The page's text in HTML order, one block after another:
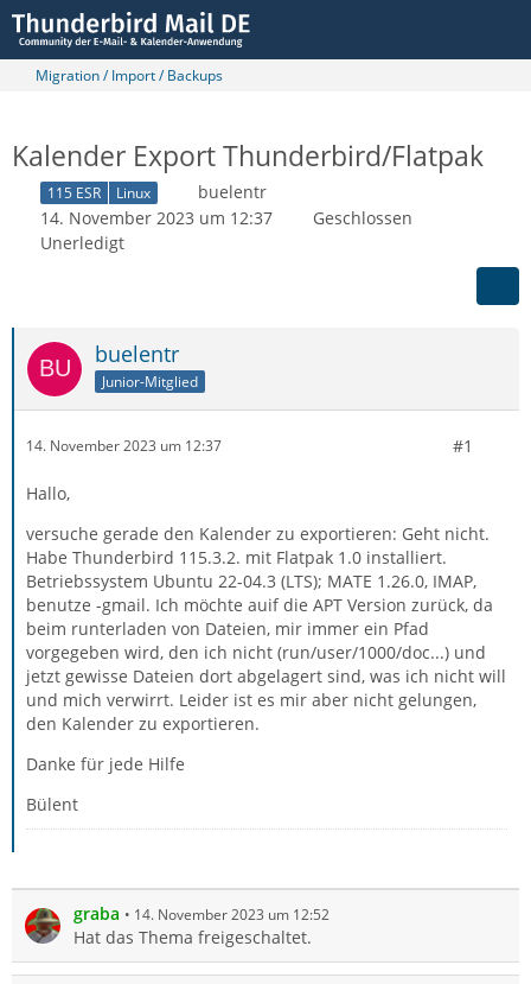
Migration / Import / Backups
Kalender Export Thunderbird/Flatpak
115 ESR Linux
buelentr
14. November 2023 um 12:37
Geschlossen
Unerledigt
buelentr
Junior-Mitglied
14. November 2023 um 12:37 #1
Hallo,
versuche gerade den Kalender zu exportieren: Geht nicht.
Habe Thunderbird 115.3.2. mit Flatpak 1.0 installiert.
Betriebssystem Ubuntu 22-04.3 (LTS); MATE 1.26.0, IMAP,
benutze -gmail. Ich möchte auif die APT Version zurück, da
beim runterladen von Dateien, mir immer ein Pfad
vorgegeben wird, den ich nicht (run/user/1000/doc...) und
jetzt gewisse Dateien dort abgelagert sind, was ich nicht will
und mich verwirrt. Leider ist es mir aber nicht gelungen,
den Kalender zu exportieren.
Danke für jede Hilfe
Bülent
graba 14. November 2023 um 12:52
Hat das Thema freigeschaltet.